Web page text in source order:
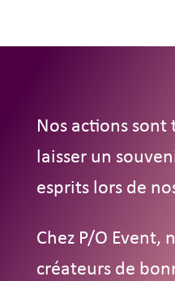
Nos actions
laisser un
esprits lors de
Chez P/O Event,
créateurs de